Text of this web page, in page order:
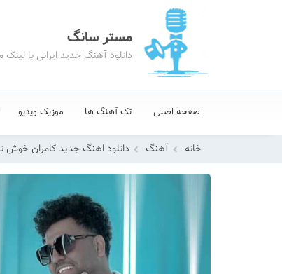
مستر سانگ
دانلود آهنگ جدید ایرانی با
صفحه اصلی تک آهنگ ها موزیک ویدیو
خانه آهنگ دانلود اهنگ جدید کامران خوش